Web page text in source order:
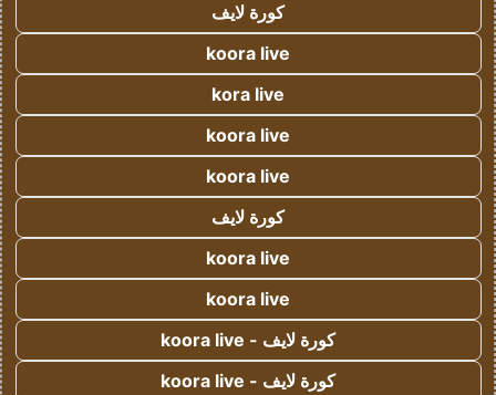
كورة لايف
koora live
kora live
koora live
koora live
كورة لايف
koora live
koora live
كورة لايف - koora live
كورة لايف - koora live